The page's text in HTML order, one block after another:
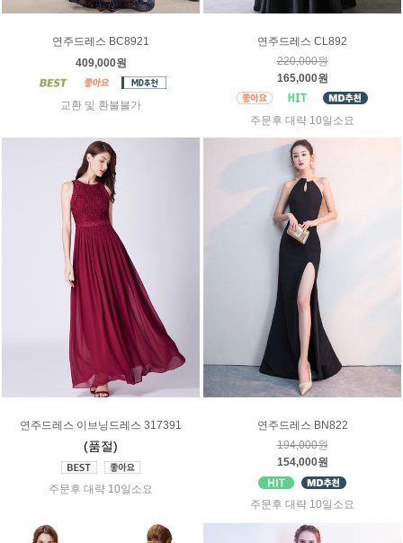
연주드레스 BC8921
409,000원
교환 및 환불불가
연주드레스 CL892
220,000원
165,000원
주문후 대략 10일소요
연주드레스 이브닝드레스 317391
(품절)
주문후 대략 10일소요
연주드레스 BN822
194,000원
154,000원
주문후 대략 10일소요